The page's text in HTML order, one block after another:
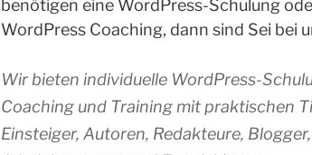
benötigen eine WordPress-Schulung
WordPress Coaching, dann sind Sei bei
Wir bieten individuelle WordPress-
Coaching und Training mit praktischen
Einsteiger, Autoren, Redakteure,